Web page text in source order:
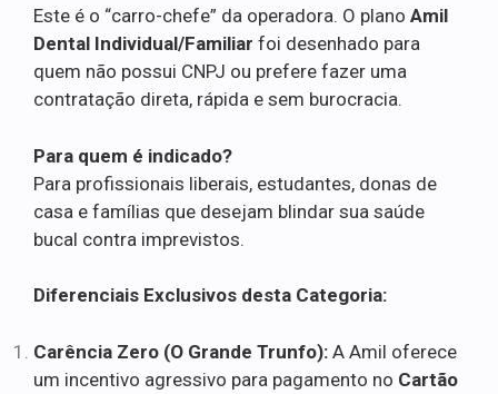
Este é o “carro-chefe” da operadora. O plano Amil
Dental Individual/Familiar foi desenhado para
quem não possui CNPJ ou prefere fazer uma
contratação direta, rápida e sem burocracia.
Para quem é indicado?
Para profissionais liberais, estudantes, donas de
casa e famílias que desejam blindar sua saúde
bucal contra imprevistos.
Diferenciais Exclusivos desta Categoria:
Carência Zero (O Grande Trunfo): A Amil oferece
um incentivo agressivo para pagamento no Cartão